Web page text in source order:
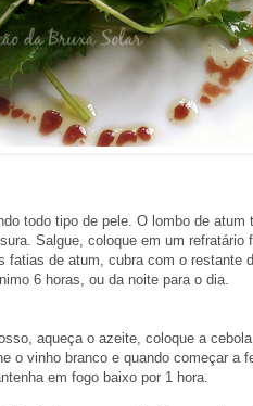
todo tipo de pele. O lombo de
Salgue, coloque em um refratário
fatias de atum, cubra com o restante
6 horas, ou da noite para o dia.
aqueça o azeite, coloque a
o vinho branco e quando começar a
em fogo baixo por 1 hora.